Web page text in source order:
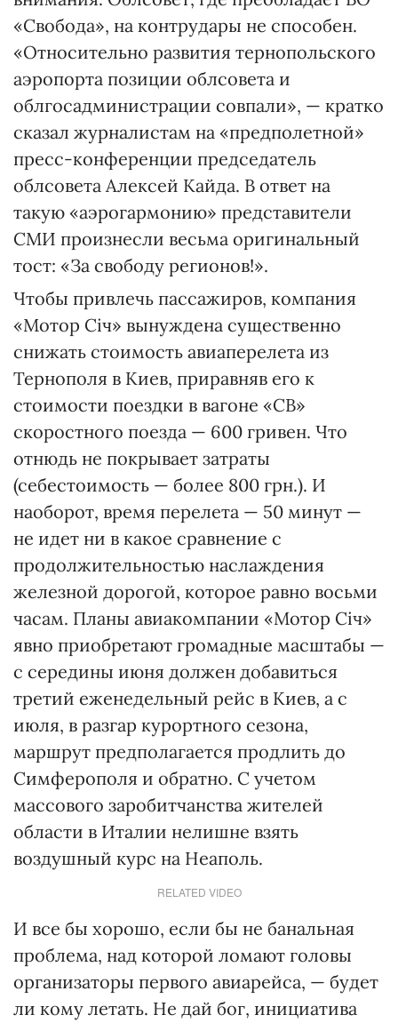
«Свобода», на контрудары не способен.
«Относительно развития тернопольского
аэропорта позиции облсовета и
облгосадминистрации совпали», — кратко
сказал журналистам на «предполетной»
пресс-конференции председатель
облсовета Алексей Кайда. В ответ на
такую «аэрогармонию» представители
СМИ произнесли весьма оригинальный
тост: «За свободу регионов!».
Чтобы привлечь пассажиров, компания
«Мотор Січ» вынуждена существенно
снижать стоимость авиаперелета из
Тернополя в Киев, приравняв его к
стоимости поездки в вагоне «СВ»
скоростного поезда — 600 гривен. Что
отнюдь не покрывает затраты
(себестоимость — более 800 грн.). И
наоборот, время перелета — 50 минут —
не идет ни в какое сравнение с
продолжительностью наслаждения
железной дорогой, которое равно восьми
часам. Планы авиакомпании «Мотор Січ»
явно приобретают громадные масштабы —
с середины июня должен добавиться
третий еженедельный рейс в Киев, а с
июля, в разгар курортного сезона,
маршрут предполагается продлить до
Симферополя и обратно. С учетом
массового заробитчанства жителей
области в Италии нелишне взять
воздушный курс на Неаполь.
RELATED VIDEO
И все бы хорошо, если бы не банальная
проблема, над которой ломают головы
организаторы первого авиарейса, — будет
ли кому летать. Не дай бог, инициатива